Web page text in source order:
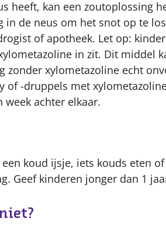
heeft, kan een zoutoplossing
de neus om het snot op te
of apotheek. Let op:
in zit. Dit middel
zonder xylometazoline echt
of -druppels met
week achter elkaar.
koud ijsje, iets kouds eten
Geef kinderen jonger dan 1